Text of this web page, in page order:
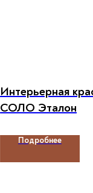
Интерьерная
СОЛО Эталон
Подробнее